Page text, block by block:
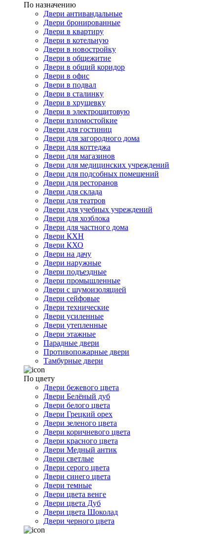
По назначению
Двери антивандальные
Двери бронированные
Двери в квартиру
Двери в котельную
Двери в новостройку
Двери в общежитие
Двери в общий коридор
Двери в офис
Двери в подвал
Двери в сталинку
Двери в хрущевку
Двери в электрощитовую
Двери взломостойкие
Двери для гостиниц
Двери для загородного дома
Двери для коттеджа
Двери для магазинов
Двери для медицинских учреждений
Двери для подсобных помещений
Двери для ресторанов
Двери для склада
Двери для театров
Двери для учебных учреждений
Двери для хозблока
Двери для частного дома
Двери КХН
Двери КХО
Двери на дачу
Двери наружные
Двери подъездные
Двери промышленные
Двери с шумоизоляцией
Двери сейфовые
Двери технические
Двери усиленные
Двери утепленные
Двери этажные
Парадные двери
Противопожарные двери
Тамбурные двери
По цвету
Двери бежевого цвета
Двери Белёный дуб
Двери белого цвета
Двери Грецкий орех
Двери зеленого цвета
Двери коричневого цвета
Двери красного цвета
Двери Медный антик
Двери светлые
Двери серого цвета
Двери синего цвета
Двери темные
Двери цвета венге
Двери цвета Дуб
Двери цвета Шоколад
Двери черного цвета